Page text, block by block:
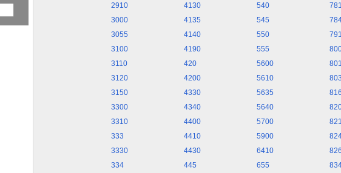
2910
3000
3055
3100
3110
3120
3150
3300
3310
333
3330
334
4130
4135
4140
4190
420
4200
4330
4340
4400
4410
4430
445
540
545
550
555
5600
5610
5635
5640
5700
5900
6410
655